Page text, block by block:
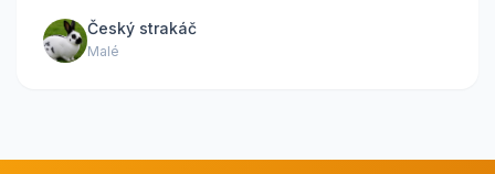
Český strakáč
Malé